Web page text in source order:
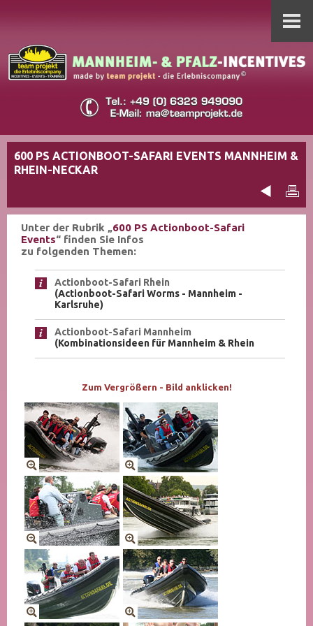
600 PS ACTIONBOOT-SAFARI EVENTS MANNHEIM &
RHEIN-NECKAR
Unter der Rubrik „600 PS Actionboot-Safari
Events“ finden Sie Infos
zu folgenden Themen:
Actionboot-Safari Rhein
(Actionboot-Safari Worms - Mannheim -
Karlsruhe)
Actionboot-Safari Mannheim
(Kombinationsideen für Mannheim & Rhein
Zum Vergrößern - Bild anklicken!